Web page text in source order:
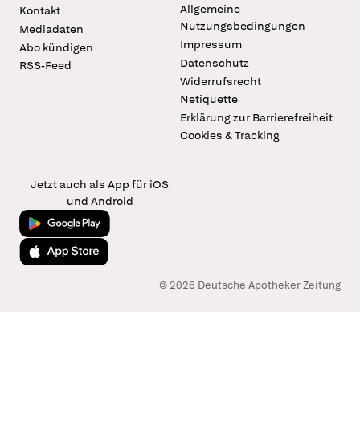
Kontakt
Mediadaten
Abo kündigen
RSS-Feed
Allgemeine
Nutzungsbedingungen
Impressum
Datenschutz
Widerrufsrecht
Netiquette
Erklärung zur Barrierefreiheit
Cookies & Tracking
Jetzt auch als App für iOS
und Android
Jetzt bei Google Play
Laden im App Store
© 2026 Deutsche Apotheker Zeitung